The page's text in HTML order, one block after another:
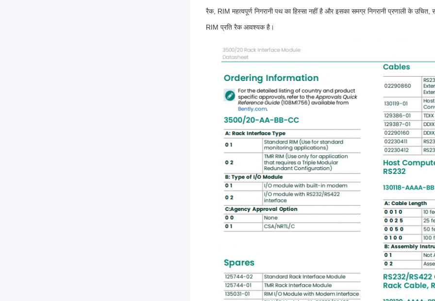
रैक, RIM महत्वपूर्ण निगरानी पथ का हिस्सा नहीं है और इसका समग्र निगरानी प्रणाली के
RIM प्रति रैक आवश्यक है।